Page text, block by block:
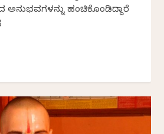
ಅನುಭವಗಳನ್ನು ಹಂಚಿಕೊಂಡಿದ್ದಾರೆ